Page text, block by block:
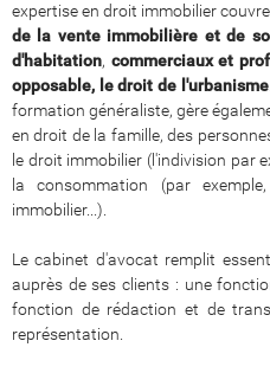
expertise en droit immobilier couvre
de la vente immobilière et de
d'habitation, commerciaux et
opposable, le droit de l'urbanisme
formation généraliste, gère
en droit de la famille, des
le droit immobilier (l'indivision par
la consommation (par
immobilier...).
Le cabinet d'avocat remplit
auprès de ses clients : une
fonction de rédaction et de
représentation.